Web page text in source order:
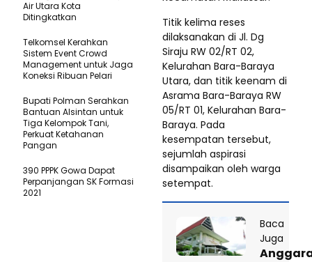
Titik kelima reses
dilaksanakan di Jl. Dg
Siraju RW 02/RT 02,
Kelurahan Bara-Baraya
Utara, dan titik keenam di
Asrama Bara-Baraya RW
05/RT 01, Kelurahan Bara-
Baraya. Pada
kesempatan tersebut,
sejumlah aspirasi
disampaikan oleh warga
setempat.
Baca
Juga
Air Utara Kota
Ditingkatkan
Telkomsel Kerahkan
Sistem Event Crowd
Management untuk Jaga
Koneksi Ribuan Pelari
Bupati Polman Serahkan
Bantuan Alsintan untuk
Tiga Kelompok Tani,
Perkuat Ketahanan
Pangan
390 PPPK Gowa Dapat
Perpanjangan SK Formasi
2021